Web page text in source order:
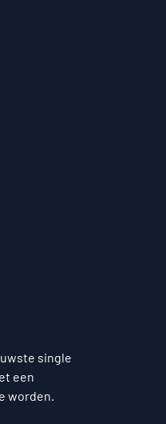
single
een
worden.